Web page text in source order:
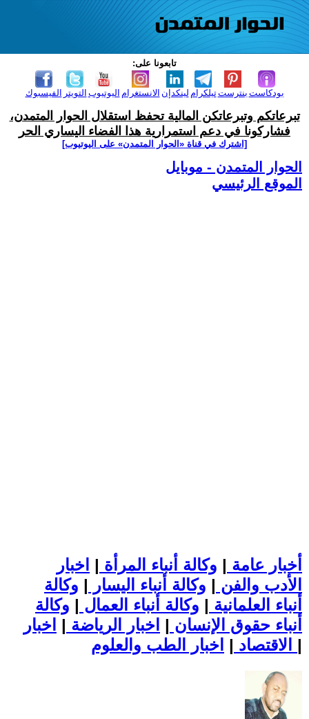
تابعونا على:
الفيسبوك التويتر اليوتيوب الانستغرام لينكدإن تيلكرامبنترست بودكاست
تبرعاتكم وتبرعاتكن المالية تحفظ استقلال الحوار المتمدن،
فشاركونا في دعم استمرارية هذا الفضاء اليساري الحر
[اشترك في قناة ‫«الحوار المتمدن» على اليوتيوب]
الحوار المتمدن - موبايل
الموقع الرئيسي
أخبار عامة | وكالة أنباء المرأة | اخبار
الأدب والفن | وكالة أنباء اليسار | وكالة
أنباء العلمانية | وكالة أنباء العمال | وكالة
أنباء حقوق الإنسان | اخبار الرياضة | اخبار
الاقتصاد | |